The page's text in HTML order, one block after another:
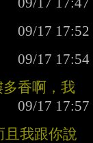
香啊，我
且我跟你說